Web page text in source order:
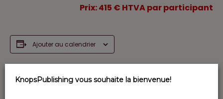
Prix: 415 € HTVA par participant
Ajouter au calendrier
KnopsPublishing vous souhaite la bienvenue!